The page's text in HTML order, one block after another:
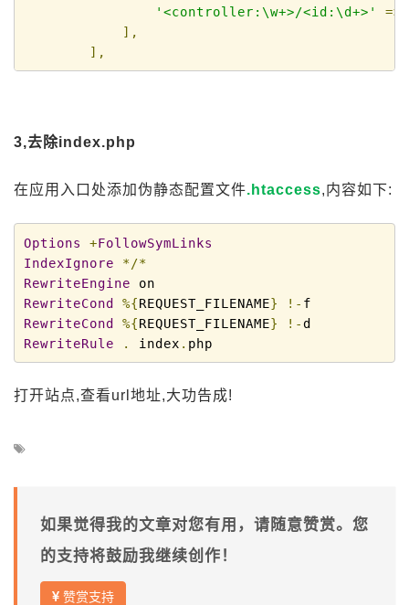
'<controller:\w+>/<id:\d+>'
=>
],
],
3,去除index.php
在应用入口处添加伪静态配置文件.htaccess,内容如下:
Options +FollowSymLinks
IndexIgnore
*/*
RewriteEngine
RewriteCond
%{REQUEST_FILENAME} !-
RewriteCond
%{REQUEST_FILENAME} !-
RewriteRule
. index . php
打开站点,查看url地址,大功告成!
如果觉得我的文章对您有用，请随意赞赏。您
的支持将鼓励我继续创作！
赞赏支持